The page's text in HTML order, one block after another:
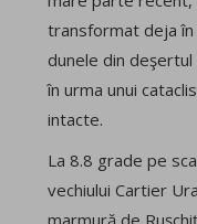
transformat deja în
dunele din
în urma unui
intacte.
La 8.8 grade pe
vechiului Cartier
marmură de